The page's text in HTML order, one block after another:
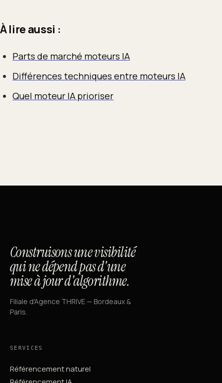
À lire aussi :
Parts de marché moteurs IA
Différences techniques entre moteurs IA
Quel moteur IA prioriser
Construisons une visibilité
qui ne dépend pas d'une
mise à jour d'algorithme.
Filiale d'Agence THRIVE — Bordeaux &
Paris.
SERVICES
Référencement naturel